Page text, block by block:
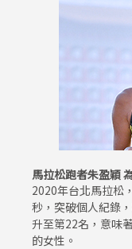
馬拉松跑者朱盈穎
2020年台北馬拉松
秒，突破個人紀錄
升至第22名，意味
的女性。